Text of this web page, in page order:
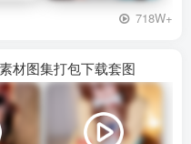
718W+
材图集打包下载套图